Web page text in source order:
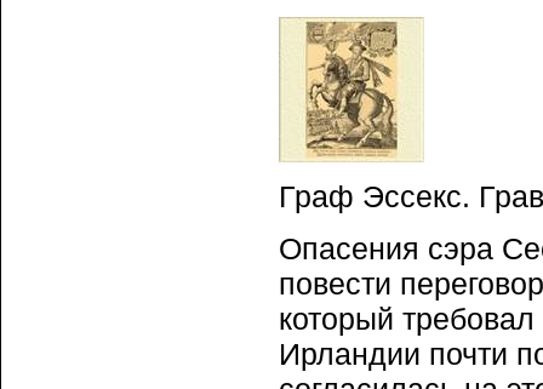
Граф Эссекс.
Опасения сэра
повести
который
Ирландии почти